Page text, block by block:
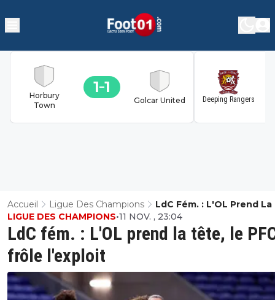
Horbury
Town
1 1
Golcar United Deeping Rangers
Accueil Ligue Des Champions
LdC Fém. : L'OL Prend
Le PFC Frôle L'exploit
LdC fém. : L'OL prend la tête, le
frôle l'exploit
LIGUE DES CHAMPIONS•11 NOV. , 23:04